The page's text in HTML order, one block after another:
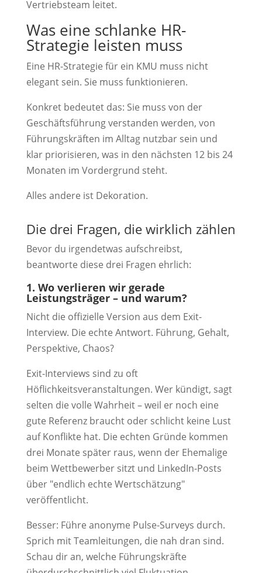
Vertriebsteam leitet.
Was eine schlanke HR-
Strategie leisten muss
Eine HR-Strategie für ein KMU muss nicht
elegant sein. Sie muss funktionieren.
Konkret bedeutet das: Sie muss von der
Geschäftsführung verstanden werden, von
Führungskräften im Alltag nutzbar sein und
klar priorisieren, was in den nächsten 12 bis 24
Monaten im Vordergrund steht.
Alles andere ist Dekoration.
Die drei Fragen, die wirklich zählen
Bevor du irgendetwas aufschreibst,
beantworte diese drei Fragen ehrlich:
1. Wo verlieren wir gerade
Leistungsträger – und warum?
Nicht die offizielle Version aus dem Exit-
Interview. Die echte Antwort. Führung, Gehalt,
Perspektive, Chaos?
Exit-Interviews sind zu oft
Höflichkeitsveranstaltungen. Wer kündigt, sagt
selten die volle Wahrheit – weil er noch eine
gute Referenz braucht oder schlicht keine Lust
auf Konflikte hat. Die echten Gründe kommen
drei Monate später raus, wenn der Ehemalige
beim Wettbewerber sitzt und LinkedIn-Posts
über "endlich echte Wertschätzung"
veröffentlicht.
Besser: Führe anonyme Pulse-Surveys durch.
Sprich mit Teamleitungen, die nah dran sind.
Schau dir an, welche Führungskräfte